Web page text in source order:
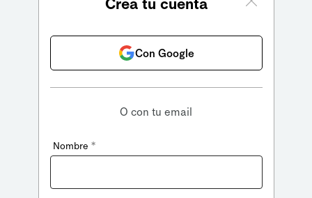
Creá tu cuenta
Con Google
O con tu email
Nombre *